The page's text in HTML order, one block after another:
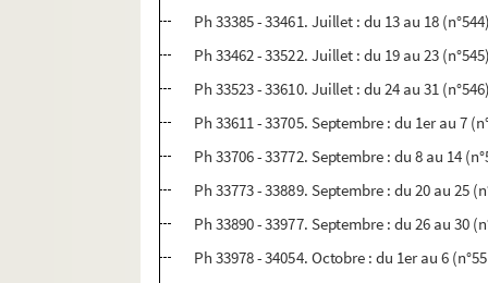
Ph 33385 - 33461. Juillet : du 13 au 18
Ph 33462 - 33522. Juillet : du 19 au 23
Ph 33523 - 33610. Juillet : du 24 au 31
Ph 33611 - 33705. Septembre : du 1er au 7
Ph 33706 - 33772. Septembre : du 8 au 14
Ph 33773 - 33889. Septembre : du 20 au 25
Ph 33890 - 33977. Septembre : du 26 au 30
Ph 33978 - 34054. Octobre : du 1er au 6